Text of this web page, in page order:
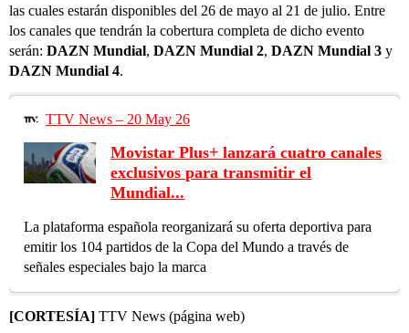
las cuales estarán disponibles del 26 de mayo al 21 de julio. Entre
los canales que tendrán la cobertura completa de dicho evento
serán: DAZN Mundial, DAZN Mundial 2, DAZN Mundial 3 y
DAZN Mundial 4.
TTV News – 20 May 26
Movistar Plus+ lanzará cuatro canales
exclusivos para transmitir el
Mundial...
La plataforma española reorganizará su oferta deportiva para
emitir los 104 partidos de la Copa del Mundo a través de
señales especiales bajo la marca
[CORTESÍA] TTV News (página web)